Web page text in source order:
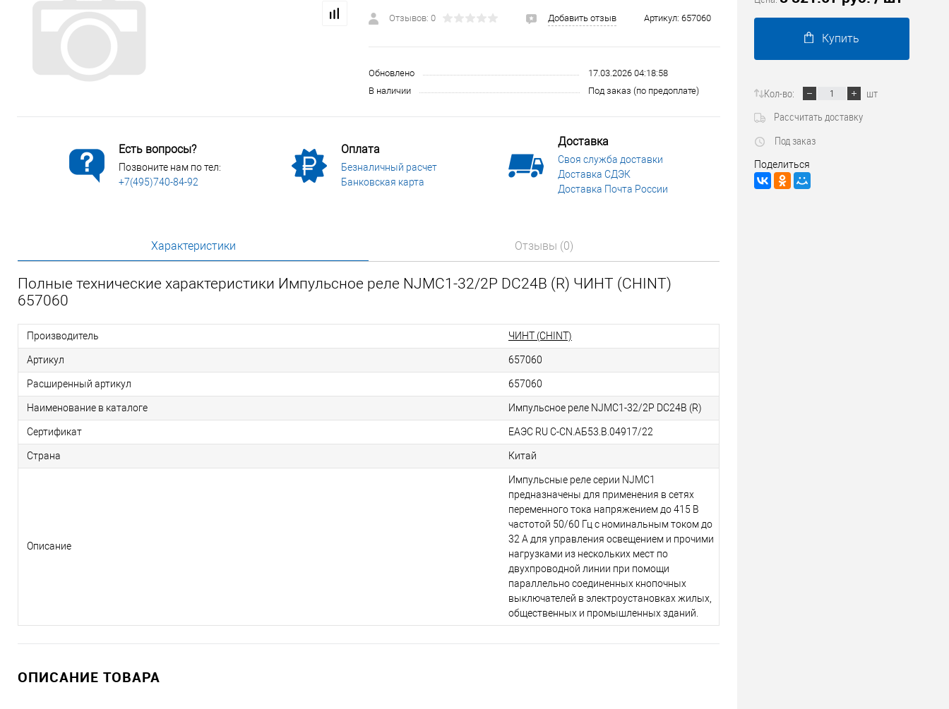
Сопутствующие товары Спецодежда и СИЗ
Электромонтажные изделия
Отзывов: 0 Добавить отзыв Артикул: 657060
Обновлено
17.03.2026 04:18:58
В наличии
Под заказ (по предоплате)
Есть вопросы?
Позвоните нам по тел:
+7(495)740-84-92
Оплата
Безналичный расчет
Банковская карта
Доставка
Своя служба доставки
Доставка СДЭК
Доставка Почта России
Характеристики Отзывы (0)
Полные технические характеристики Импульсное реле NJMC1-32/2P DC24В (R) ЧИНТ (CHINT)
657060
Производитель ЧИНТ (CHINT)
Артикул 657060
Расширенный артикул 657060
Наименование в каталоге Импульсное реле NJMC1-32/2P DC24В (R)
Сертификат ЕАЭС RU С-CN.АБ53.В.04917/22
Страна Китай
Описание
Импульсные реле серии NJMC1
предназначены для применения в сетях
переменного тока напряжением до 415 В
частотой 50/60 Гц с номинальным током до
32 А для управления освещением и прочими
нагрузками из нескольких мест по
двухпроводной линии при помощи
параллельно соединенных кнопочных
выключателей в электроустановках жилых,
общественных и промышленных зданий.
ОПИСАНИЕ ТОВАРА
Купить
Кол-во:
шт
Рассчитать доставку
Под заказ
Поделиться